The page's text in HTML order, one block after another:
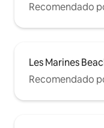
Recomendado
Les Marines
Recomendado